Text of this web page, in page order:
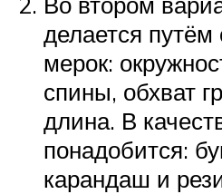
делается
мерок:
спины, обхват
длина. В
понадобится:
карандаш и